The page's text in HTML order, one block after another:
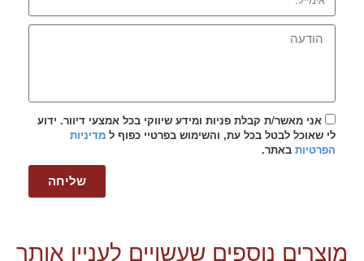
אני מאשר/ת קבלת פניות ומידע שיווקי בכל אמצעי דיוור. ידוע
לי שאוכל לבטל בכל עת, והשימוש בפרטיי כפוף ל מדיניות
הפרטיות באתר.
שליחה
מוצרים נוספים שעשויים לעניין אותך